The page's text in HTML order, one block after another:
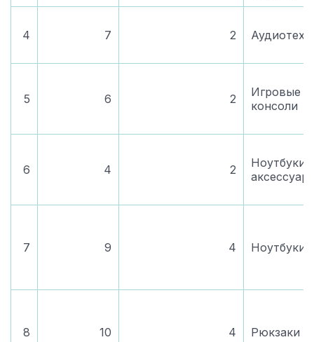
4 7 2
5 6 2
Игровые
консоли
6 4 2
Ноутбуки
7 9 4 Ноутбуки
8 10 4 Рюкзаки